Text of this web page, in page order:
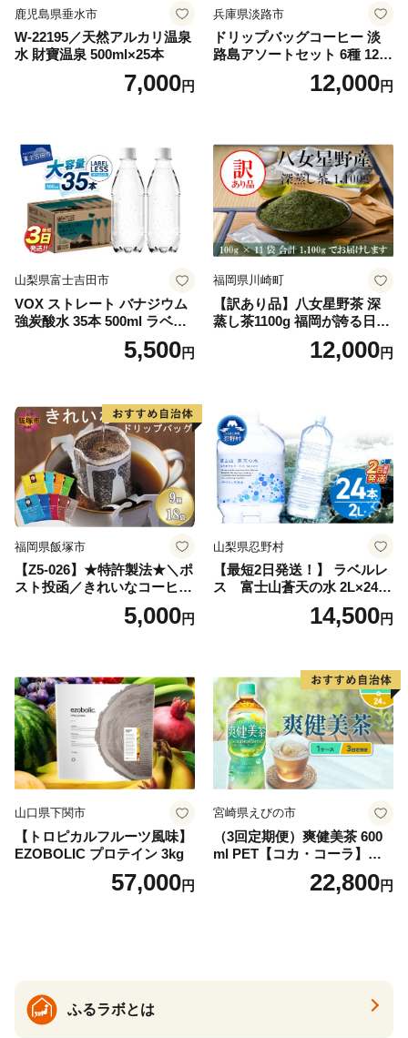
鹿児島県垂水市
W-22195／天然アルカリ温泉
水 財寶温泉 500ml×25本
7,000円
兵庫県淡路市
ドリップバッグコーヒー 淡
路島アソートセット 6種 120
袋 飲み比べ コーヒー
12,000円
山梨県富士吉田市
VOX ストレート バナジウム
強炭酸水 35本 500ml ラベル
レス【富士吉田市限定カート
5,500円
福岡県川崎町
【訳あり品】八女星野茶 深
蒸し茶1100g 福岡が誇る日本
茶_ 訳アリ 常温 お茶 茶袋 常
備品 おちゃ ocha 茶葉 緑茶
小分け お土産 お取り寄せ グ
ルメ 福岡 九州 福岡県 国産
日本 ふかむし茶 ふかむし 家
庭用 自宅用 ちゃ りょくちゃ
ふかむしちゃ 急須 甘み 川崎
町 送料無料
12,000円
福岡県飯塚市
【Z5-026】★特許製法★＼ポ
スト投函／きれいなコーヒー
ドリップバッグ9種セット(18
袋)ゆうパケットでお届け！
5,000円
山梨県忍野村
【最短2日発送！】 ラベルレ
ス 富士山蒼天の水 2L×24本
（4ケース）※離島不可 天然
水 ミネラルウォーター 水 ペ
産 シリカ ミネラル 美容 備蓄
防災 長期保存 富士山 山梨県
忍野村
14,500円
山口県下関市
【トロピカルフルーツ風味】
EZOBOLIC プロテイン 3kg
57,000円
宮崎県えびの市
（3回定期便）爽健美茶 600
ml PET【コカ・コーラ】ペ
ットボトル 1ケース(24本) 定
期便 3回(72本) セット お茶
22,800円
ふるラボとは